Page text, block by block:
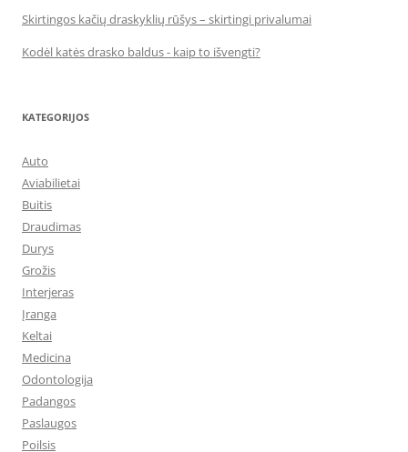
Skirtingos kačių draskyklių rūšys – skirtingi privalumai
Kodėl katės drasko baldus - kaip to išvengti?
KATEGORIJOS
Auto
Aviabilietai
Buitis
Draudimas
Durys
Grožis
Interjeras
Įranga
Keltai
Medicina
Odontologija
Padangos
Paslaugos
Poilsis